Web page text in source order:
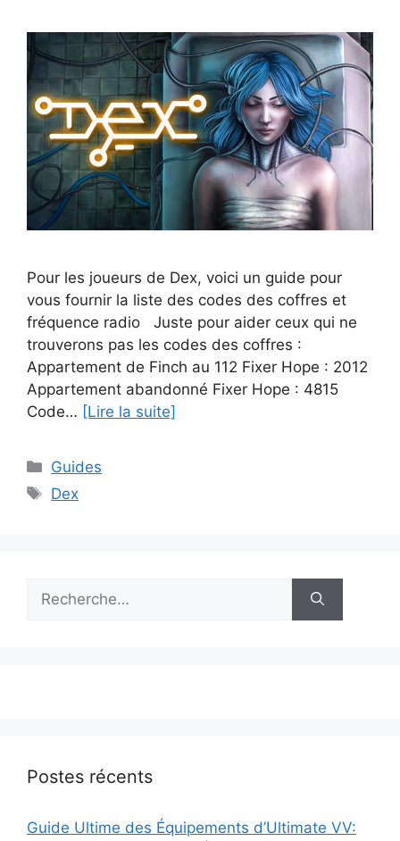
Pour les joueurs de Dex, voici un guide pour
vous fournir la liste des codes des coffres et
fréquence radio Juste pour aider ceux qui ne
trouverons pas les codes des coffres :
Appartement de Finch au 112 Fixer Hope : 2012
Appartement abandonné Fixer Hope : 4815
Code… [Lire la suite]
Catégories
Guides
Étiquettes
Dex
Postes récents
Guide Ultime des Équipements d’Ultimate VV: